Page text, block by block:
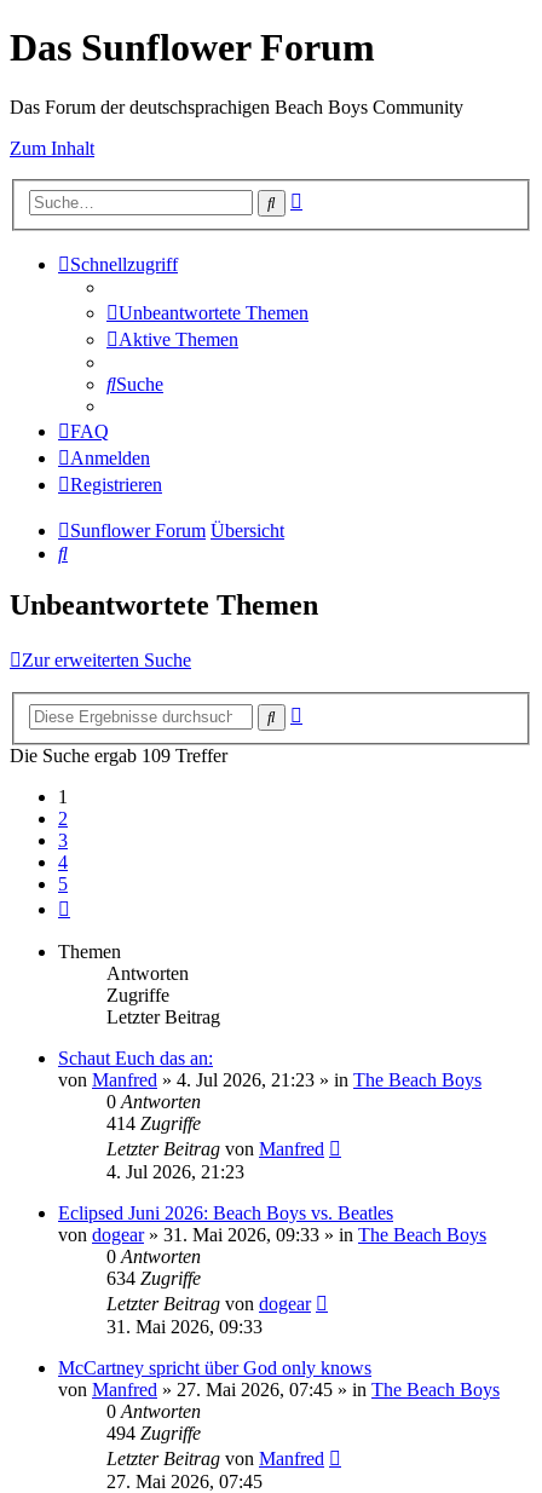
Das Sunflower Forum
Das Forum der deutschsprachigen Beach Boys Community
Zum Inhalt
Suche
Schnellzugriff
Unbeantwortete Themen
Aktive Themen
Suche
FAQ
Anmelden
Registrieren
Sunflower Forum Übersicht
Suche
Unbeantwortete Themen
Zur erweiterten Suche
Suche
Die Suche ergab 109 Treffer
1
2
3
4
5
Themen
Antworten
Zugriffe
Letzter Beitrag
Schaut Euch das an:
von Manfred » 4. Jul 2026, 21:23 » in The Beach Boys
0 Antworten
414 Zugriffe
Letzter Beitrag von Manfred
4. Jul 2026, 21:23
Eclipsed Juni 2026: Beach Boys vs. Beatles
von dogear» 31. Mai 2026, 09:33 » in The Beach Boys
0 Antworten
634 Zugriffe
Letzter Beitrag von dogear
31. Mai 2026, 09:33
McCartney spricht über God only knows
von Manfred » 27. Mai 2026, 07:45 » in The Beach Boys
0 Antworten
494 Zugriffe
Letzter Beitrag von Manfred
27. Mai 2026, 07:45